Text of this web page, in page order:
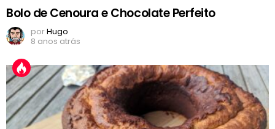
Bolo de Cenoura e Chocolate Perfeito
porHugo
8 anos atrás